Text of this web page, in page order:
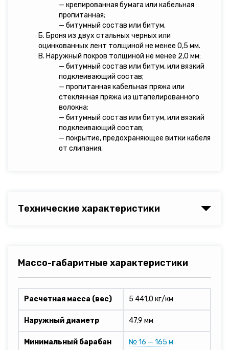
— крепированная бумага или кабельная
пропитанная;
— битумный состав или битум.
Б. Броня из двух стальных черных или
оцинкованных лент толщиной не менее 0,5 мм.
В. Наружный покров толщиной не менее 2,0 мм:
— битумный состав или битум, или вязкий
подклеивающий состав;
— пропитанная кабельная пряжа или
стеклянная пряжа из штапелированного
волокна;
— битумный состав или битум, или вязкий
подклеивающий состав;
— покрытие, предохраняющее витки кабеля
от слипания.
Технические характеристики
Массо-габаритные характеристики
Расчетная масса (вес) 5 441,0 кг/км
Наружный диаметр 47,9 мм
Минимальный барабан № 16 — 165 м